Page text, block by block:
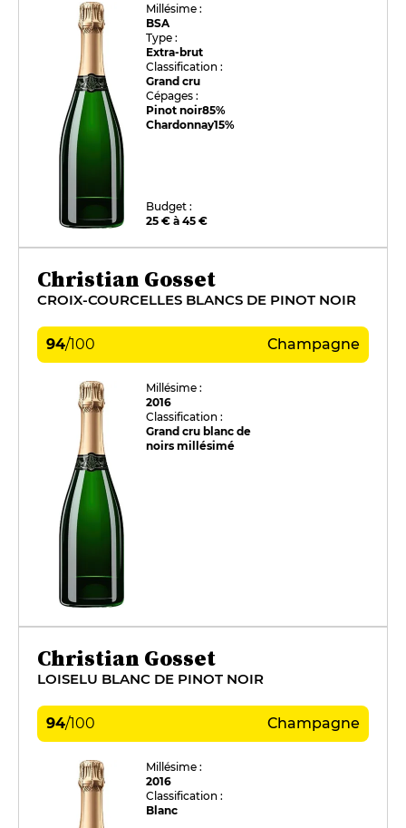
Millésime :
BSA
Type :
Extra-brut
Classification :
Grand cru
Cépages :
Pinot noir85%
Chardonnay15%
Budget :
25 € à 45 €
Christian Gosset
CROIX-COURCELLES BLANCS DE PINOT NOIR
94/100 Champagne
Millésime :
2016
Classification :
Grand cru blanc de
noirs millésimé
Christian Gosset
LOISELU BLANC DE PINOT NOIR
94/100 Champagne
Millésime :
2016
Classification :
Blanc